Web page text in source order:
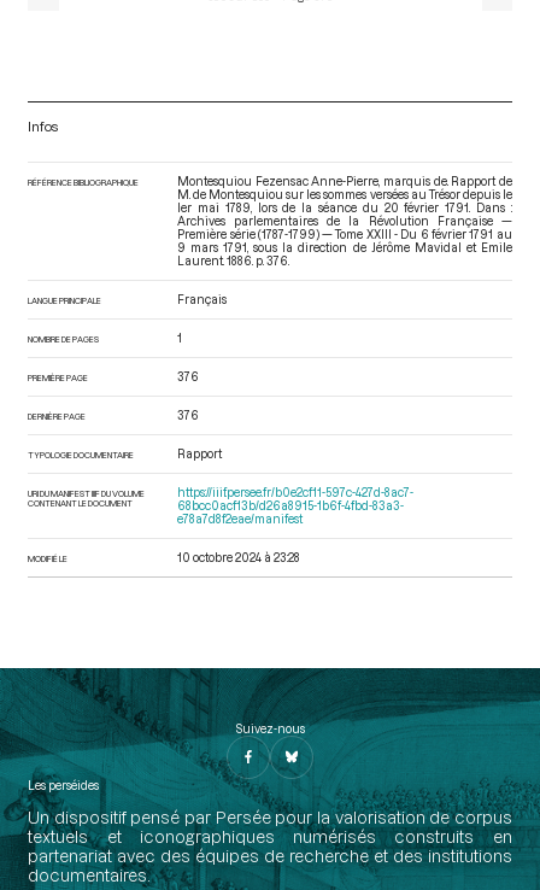
Infos
RÉFÉRENCE BIBLIOGRAPHIQUE
Montesquiou Fezensac Anne-Pierre, marquis de. Rapport de
M. de Montesquiou sur les sommes versées au Trésor depuis le
ler mai 1789, lors de la séance du 20 février 1791. Dans :
Archives parlementaires de la Révolution Française —
Première série (1787-1799) — Tome XXIII - Du 6 février 1791 au
9 mars 1791
, sous la direction de Jérôme Mavidal et Emile
Laurent. 1886. p. 376.
LANGUE PRINCIPALE Français
NOMBRE DE PAGES 1
PREMIÈRE PAGE 376
DERNIÈRE PAGE 376
TYPOLOGIE DOCUMENTAIRE Rapport
URI DU MANIFEST IIIF DU VOLUME
CONTENANT LE DOCUMENT
https://iiif.persee.fr/b0e2cf11-597c-427d-8ac7-
68bcc0acf13b/d26a8915-1b6f-4fbd-83a3-
e78a7d8f2eae/manifest
MODIFIÉ LE 10 octobre 2024 à 23:28
Suivez-nous
Les perséides
Un dispositif pensé par Persée pour la valorisation de corpus
textuels et iconographiques numérisés construits en
partenariat avec des équipes de recherche et des institutions
documentaires.